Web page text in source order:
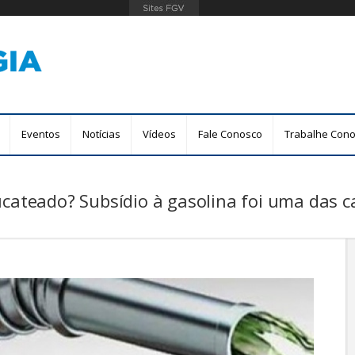
Pular
Eventos Notícias Vídeos Fale Conosco Trabalhe
Subsídio à gasolina foi uma das